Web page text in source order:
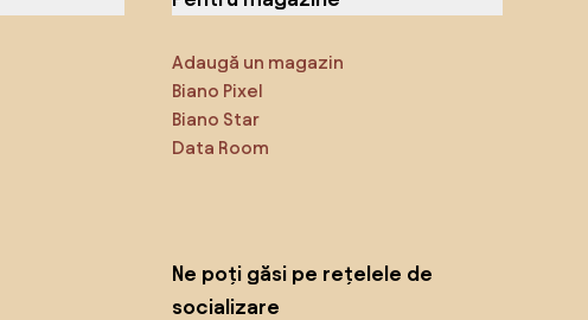
Adaugă un magazin
Biano Pixel
Biano Star
Data Room
Ne poți găsi pe rețelele de
socializare